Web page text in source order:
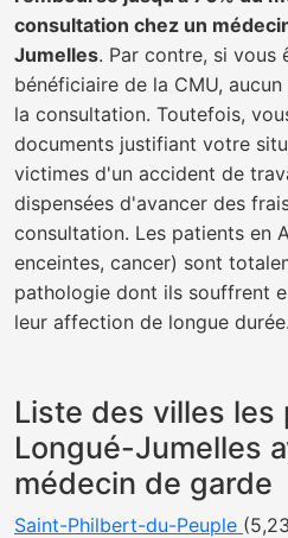
consultation chez un
Jumelles. Par contre, si vous
bénéficiaire de la CMU,
la consultation. Toutefois,
documents justifiant votre
victimes d'un accident de
dispensées d'avancer des
consultation. Les patients en
enceintes, cancer) sont
pathologie dont ils souffrent
leur affection de longue durée.
Liste des villes les
Longué-Jumelles
médecin de garde
Saint-Philbert-du-Peuple